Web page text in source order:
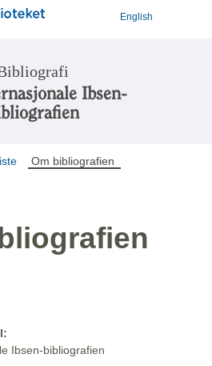
English
Ibsen-
Om bibliografien
Ibsen-bibliografien